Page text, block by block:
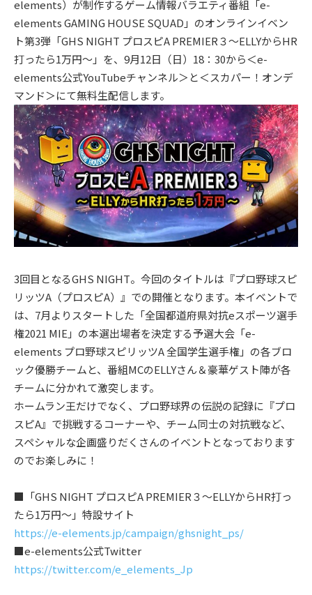
elements）が制作するゲーム情報バラエティ番組「e-
elements GAMING HOUSE SQUAD」のオンラインイベン
ト第3弾「GHS NIGHT プロスピA PREMIER３～ELLYからHR
打ったら1万円～」を、9月12日（日）18：30から＜e-
elements公式YouTubeチャンネル＞と＜スカパー！オンデ
マンド＞にて無料生配信します。
3回目となるGHS NIGHT。今回のタイトルは『プロ野球スピ
リッツA（プロスピA）』での開催となります。本イベントで
は、7月よりスタートした「全国都道府県対抗eスポーツ選手
権2021 MIE」の本選出場者を決定する予選大会「e-
elements プロ野球スピリッツA 全国学生選手権」の各ブロ
ック優勝チームと、番組MCのELLYさん＆豪華ゲスト陣が各
チームに分かれて激突します。
ホームラン王だけでなく、プロ野球界の伝説の記録に『プロ
スピA』で挑戦するコーナーや、チーム同士の対抗戦など、
スペシャルな企画盛りだくさんのイベントとなっております
のでお楽しみに！
■「GHS NIGHT プロスピA PREMIER３～ELLYからHR打っ
たら1万円～」特設サイト
https://e-elements.jp/campaign/ghsnight_ps/
■e-elements公式Twitter
https://twitter.com/e_elements_Jp